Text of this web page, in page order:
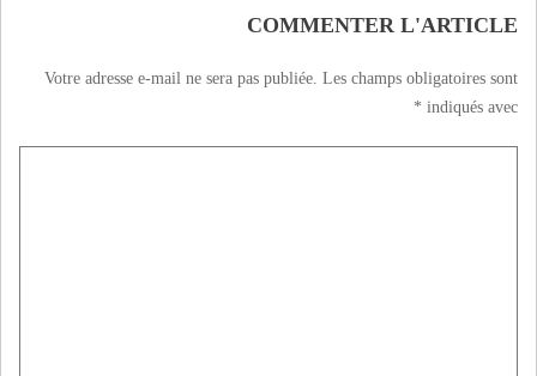
COMMENTER L'ARTICLE
Votre adresse e-mail ne sera pas publiée. Les champs obligatoires sont
indiqués avec
*